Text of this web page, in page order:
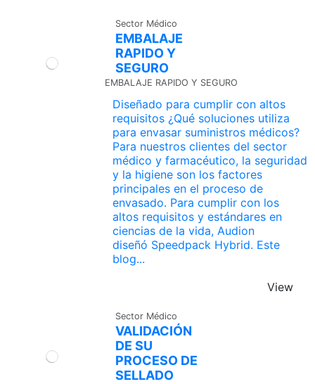
Sector Médico
EMBALAJE
RAPIDO Y
SEGURO
EMBALAJE RAPIDO Y SEGURO
Diseñado para cumplir con altos
requisitos ¿Qué soluciones utiliza
para envasar suministros médicos?
Para nuestros clientes del sector
médico y farmacéutico, la seguridad
y la higiene son los factores
principales en el proceso de
envasado. Para cumplir con los
altos requisitos y estándares en
ciencias de la vida, Audion
diseñó Speedpack Hybrid. Este
blog...
View
Sector Médico
VALIDACIÓN
DE SU
PROCESO DE
SELLADO